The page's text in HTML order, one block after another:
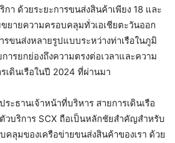
กา ด้วยระยะการขนส่งสินค้าเพียง 18 และ
ยายความครอบคลุมทั่วเอเชียตะวันออก
รขนส่งหลายรูปแบบระหว่างท่าเรือในภูมิ
ารยกย่องถึงความตรงต่อเวลาและความ
เดินเรือในปี 2024 ที่ผ่านมา
ะธานเจ้าหน้าที่บริหาร สายการเดินเรือ
ตัวบริการ SCX ถือเป็นหลักชัยสำคัญสำหรับ
คลุมของเครือข่ายขนส่งสินค้าของเรา ด้วย